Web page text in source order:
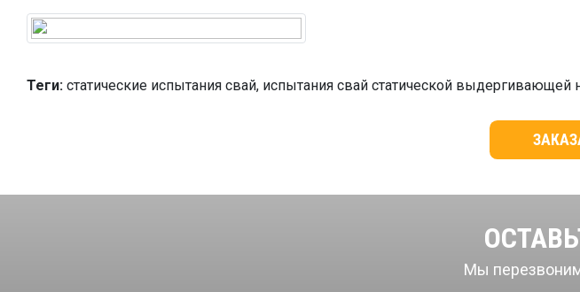
Теги: статические испытания свай, испытания свай статической выдергивающей
ЗАКАЗ
Мы